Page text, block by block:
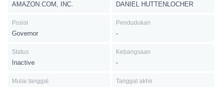
AMAZON.COM, INC. DANIEL HUTTENLOCHER
Posisi
Governor
Pendudukan
-
Status
Inactive
Kebangsaan
-
Mulai tanggal Tanggal akhir